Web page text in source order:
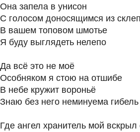
Она запела в унисон
С голосом доносящимся из
В вашем топовом шмотье
Я буду выглядеть нелепо
Да всё это не моё
Особняком я стою на отшибе
В небе кружит вороньё
Знаю без него неминуема гибель
Где ангел хранитель мой